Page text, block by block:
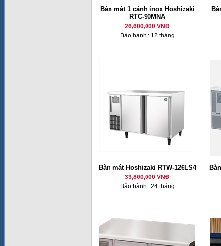
Bàn mát 1 cánh inox Hoshizaki
RTC-90MNA
26,600,000 VNĐ
Bảo hành : 12 tháng
Bàn mát Hoshizaki RTW-126LS4
33,860,000 VNĐ
Bảo hành : 24 tháng